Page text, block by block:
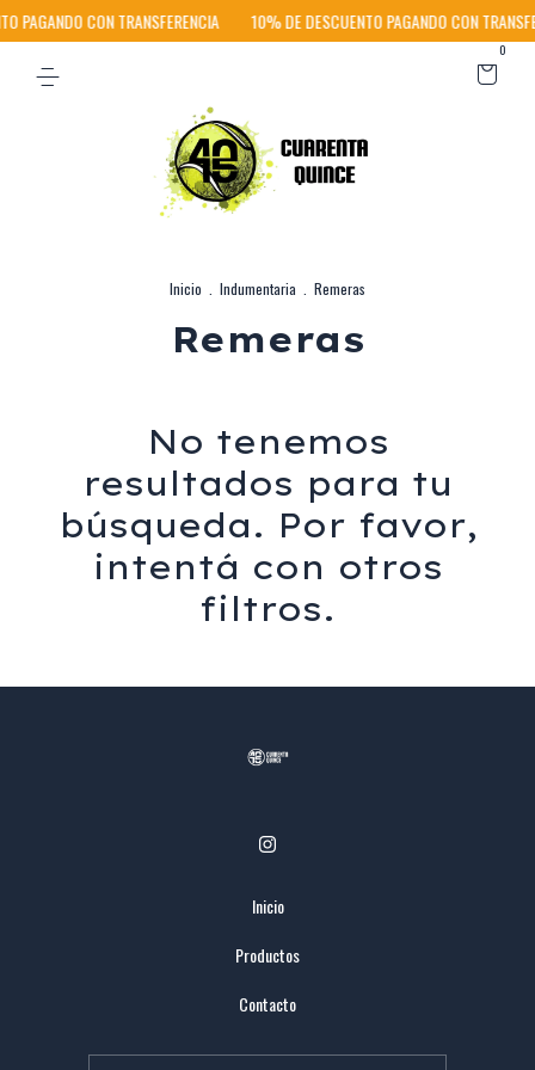
PAGANDO CON TRANSFERENCIA 10% DE DESCUENTO PAGANDO CON
0
Inicio Indumentaria Remeras
Remeras
No tenemos
resultados para tu
búsqueda. Por favor,
intentá con otros
filtros.
Inicio
Productos
Contacto